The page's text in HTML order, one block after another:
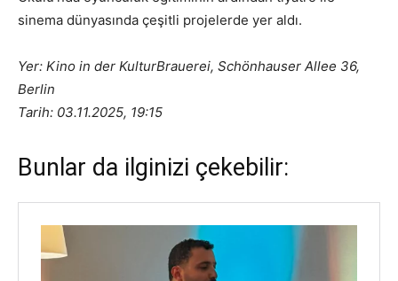
sinema dünyasında çeşitli projelerde yer aldı.
Yer: Kino in der KulturBrauerei, Schönhauser Allee 36,
Berlin
Tarih: 03.11.2025, 19:15
Bunlar da ilginizi çekebilir: